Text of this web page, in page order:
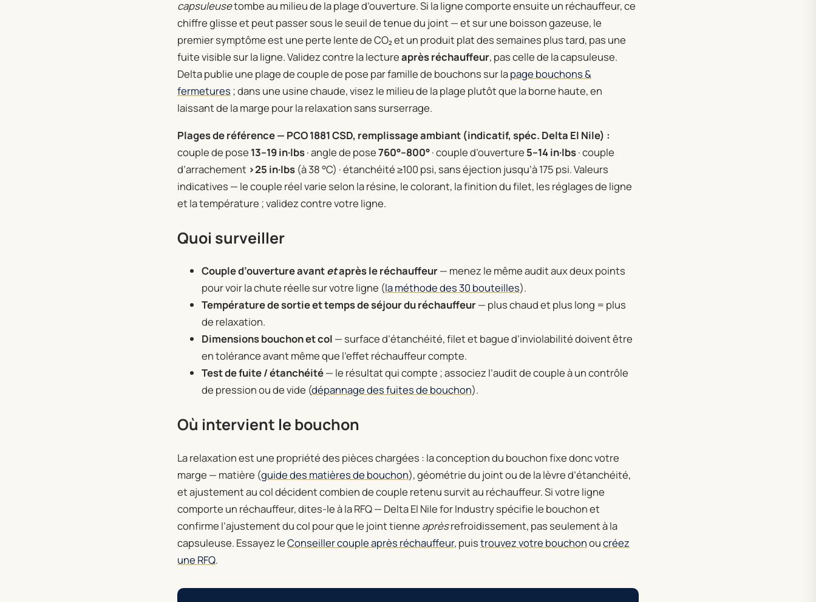
capsuleusetombe au milieu de la plage d’ouverture. Si la ligne comporte ensuite un réchauffeur, ce
chiffre glisse et peut passer sous le seuil de tenue du joint — et sur une boisson gazeuse, le
premier symptôme est une perte lente de CO₂ et un produit plat des semaines plus tard, pas une
fuite visible sur la ligne. Validez contre la lectureaprès réchauffeur, pas celle de la capsuleuse.
Delta publie une plage de couple de pose par famille de bouchons sur lapage bouchons &
fermetures ; dans une usine chaude, visez le milieu de la plage plutôt que la borne haute, en
laissant de la marge pour la relaxation sans surserrage.
Plages de référence — PCO 1881 CSD, remplissage ambiant (indicatif, spéc. Delta El Nile) :
couple de pose 13–19 in·lbs· angle de pose760°–800°· couple d’ouverture 5–14 in·lbs· couple
d’arrachement >25 in·lbs (à 38 °C) · étanchéité ≥100 psi, sans éjection jusqu’à 175 psi. Valeurs
indicatives — le couple réel varie selon la résine, le colorant, la finition du filet, les réglages de ligne
et la température ; validez contre votre ligne.
Quoi surveiller
Couple d’ouverture avantetaprès le réchauffeur— menez le même audit aux deux points
pour voir la chute réelle sur votre ligne (la méthode des 30 bouteilles).
Température de sortie et temps de séjour du réchauffeur— plus chaud et plus long = plus
de relaxation.
Dimensions bouchon et col — surface d’étanchéité, filet et bague d’inviolabilité doivent être
en tolérance avant même que l’effet réchauffeur compte.
Test de fuite / étanchéité— le résultat qui compte ; associez l’audit de couple à un contrôle
de pression ou de vide (dépannage des fuites de bouchon).
Où intervient le bouchon
La relaxation est une propriété des pièces chargées : la conception du bouchon fixe donc votre
marge — matière (guide des matières de bouchon), géométrie du joint ou de la lèvre d’étanchéité,
et ajustement au col décident combien de couple retenu survit au réchauffeur. Si votre ligne
comporte un réchauffeur, dites-le à la RFQ — Delta El Nile for Industry spécifie le bouchon et
confirme l’ajustement du col pour que le joint tienne aprèsrefroidissement, pas seulement à la
capsuleuse. Essayez leConseiller couple après réchauffeur, puistrouvez votre bouchonoucréez
une RFQ.